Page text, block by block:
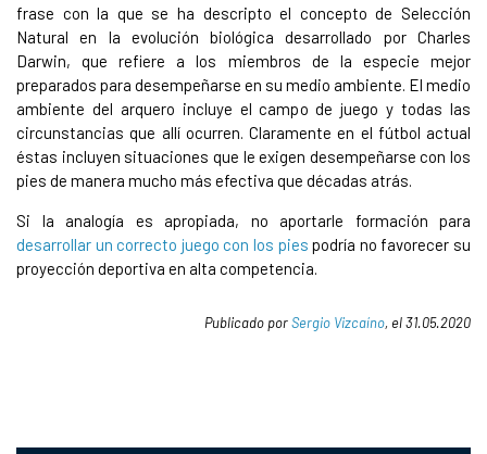
frase con la que se ha descripto el concepto de Selección
Natural en la evolución biológica desarrollado por Charles
Darwin, que refiere a los miembros de la especie mejor
preparados para desempeñarse en su medio ambiente. El medio
ambiente del arquero incluye el campo de juego y todas las
circunstancias que allí ocurren. Claramente en el fútbol actual
éstas incluyen situaciones que le exigen desempeñarse con los
pies de manera mucho más efectiva que décadas atrás.
Si la analogía es apropiada, no aportarle formación para
desarrollar un correcto juego con los pies podría no favorecer su
proyección deportiva en alta competencia.
Publicado porSergio Vizcaíno, el 31.05.2020